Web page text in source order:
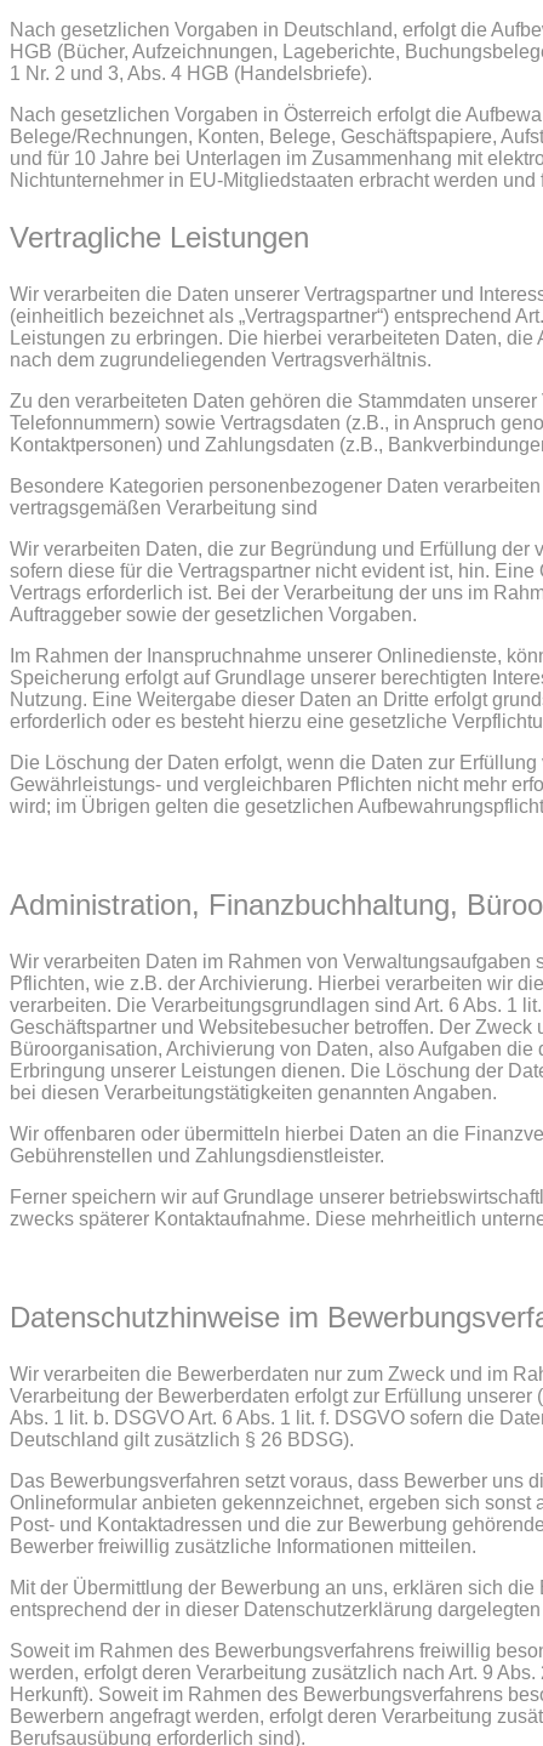
Nach gesetzlichen Vorgaben in Deutschland, erfolgt die
HGB (Bücher, Aufzeichnungen, Lageberichte,
1 Nr. 2 und 3, Abs. 4 HGB (Handelsbriefe).
Nach gesetzlichen Vorgaben in Österreich erfolgt die
Belege/Rechnungen, Konten, Belege, Geschäftspapiere,
und für 10 Jahre bei Unterlagen im Zusammenhang mit
Nichtunternehmer in EU-Mitgliedstaaten erbracht werden
Vertragliche Leistungen
Wir verarbeiten die Daten unserer Vertragspartner und
(einheitlich bezeichnet als „Vertragspartner“) entsprechend
Leistungen zu erbringen. Die hierbei verarbeiteten Daten,
nach dem zugrundeliegenden Vertragsverhältnis.
Zu den verarbeiteten Daten gehören die Stammdaten
Telefonnummern) sowie Vertragsdaten (z.B., in Anspruch
Kontaktpersonen) und Zahlungsdaten (z.B.,
Besondere Kategorien personenbezogener Daten
vertragsgemäßen Verarbeitung sind
Wir verarbeiten Daten, die zur Begründung und Erfüllung
sofern diese für die Vertragspartner nicht evident ist, hin.
Vertrags erforderlich ist. Bei der Verarbeitung der uns im
Auftraggeber sowie der gesetzlichen Vorgaben.
Im Rahmen der Inanspruchnahme unserer Onlinedienste,
Speicherung erfolgt auf Grundlage unserer berechtigten
Nutzung. Eine Weitergabe dieser Daten an Dritte erfolgt
erforderlich oder es besteht hierzu eine gesetzliche
Die Löschung der Daten erfolgt, wenn die Daten zur
Gewährleistungs- und vergleichbaren Pflichten nicht mehr
wird; im Übrigen gelten die gesetzlichen
Administration, Finanzbuchhaltung,
Wir verarbeiten Daten im Rahmen von
Pflichten, wie z.B. der Archivierung. Hierbei verarbeiten wir
verarbeiten. Die Verarbeitungsgrundlagen sind Art. 6 Abs. 1
Geschäftspartner und Websitebesucher betroffen. Der
Büroorganisation, Archivierung von Daten, also Aufgaben
Erbringung unserer Leistungen dienen. Die Löschung der
bei diesen Verarbeitungstätigkeiten genannten Angaben.
Wir offenbaren oder übermitteln hierbei Daten an die
Gebührenstellen und Zahlungsdienstleister.
Ferner speichern wir auf Grundlage unserer
zwecks späterer Kontaktaufnahme. Diese mehrheitlich
Datenschutzhinweise im
Wir verarbeiten die Bewerberdaten nur zum Zweck und im
Verarbeitung der Bewerberdaten erfolgt zur Erfüllung
Abs. 1 lit. b. DSGVO Art. 6 Abs. 1 lit. f. DSGVO sofern die
Deutschland gilt zusätzlich § 26 BDSG).
Das Bewerbungsverfahren setzt voraus, dass Bewerber
Onlineformular anbieten gekennzeichnet, ergeben sich
Post- und Kontaktadressen und die zur Bewerbung
Bewerber freiwillig zusätzliche Informationen mitteilen.
Mit der Übermittlung der Bewerbung an uns, erklären sich
entsprechend der in dieser Datenschutzerklärung
Soweit im Rahmen des Bewerbungsverfahrens freiwillig
werden, erfolgt deren Verarbeitung zusätzlich nach Art. 9
Herkunft). Soweit im Rahmen des Bewerbungsverfahrens
Bewerbern angefragt werden, erfolgt deren Verarbeitung
Berufsausübung erforderlich sind).